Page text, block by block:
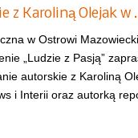
z Karoliną Olejak w
w Ostrowi
„Ludzie z Pasją”
autorskie z Karoliną
i Interii oraz autorką